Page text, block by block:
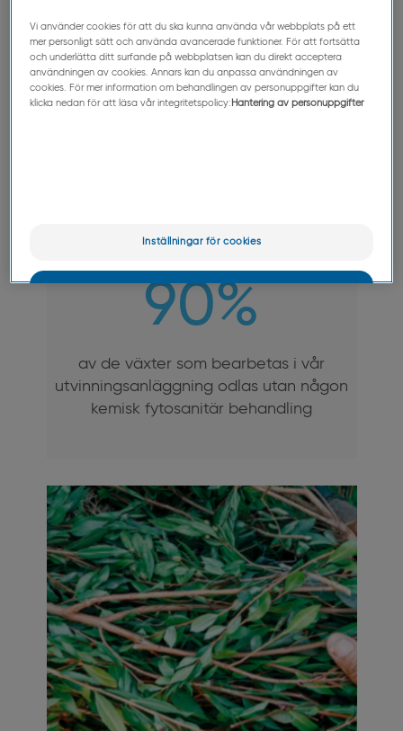
90%
av de växter som bearbetas i vår
utvinningsanläggning odlas utan någon
kemisk fytosanitär behandling
Vi använder cookies för att du ska kunna använda vår webbplats på ett
mer personligt sätt och använda avancerade funktioner. För att fortsätta
och underlätta ditt surfande på webbplatsen kan du direkt acceptera
användningen av cookies. Annars kan du anpassa användningen av
cookies. För mer information om behandlingen av personuppgifter kan du
klicka nedan för att läsa vår integritetspolicy: Hantering av personuppgifter
Inställningar för cookies
OK